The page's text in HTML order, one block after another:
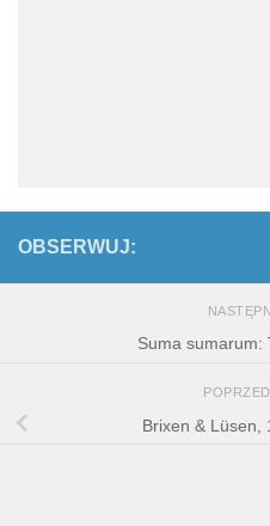
OBSERWUJ:
Suma sumarum:
Brixen & Lüsen,